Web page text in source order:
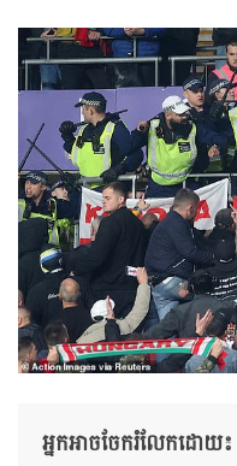
អ្នកអាចចែករំលែកដោយ៖